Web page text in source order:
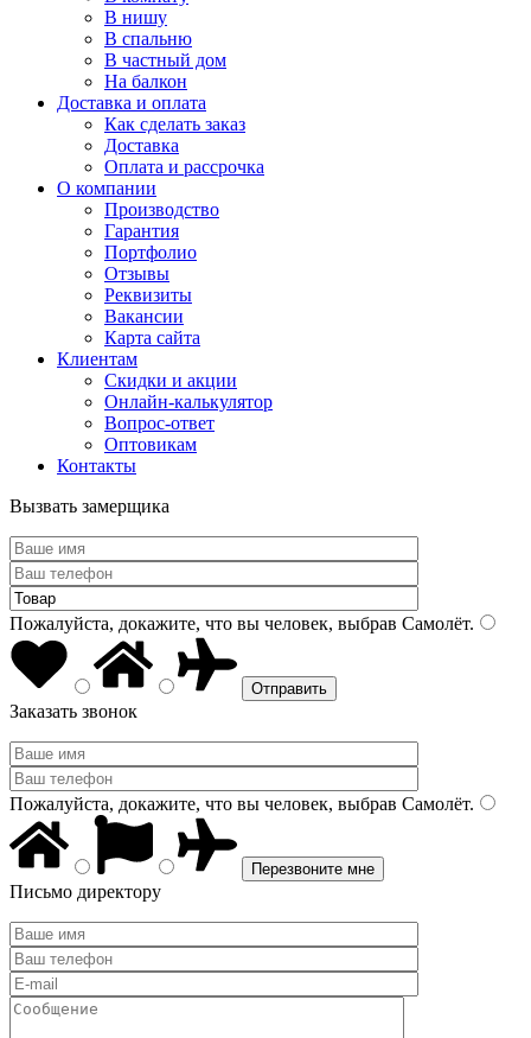
В нишу
В спальню
В частный дом
На балкон
Доставка и оплата
Как сделать заказ
Доставка
Оплата и рассрочка
О компании
Производство
Гарантия
Портфолио
Отзывы
Реквизиты
Вакансии
Карта сайта
Клиентам
Скидки и акции
Онлайн-калькулятор
Вопрос-ответ
Оптовикам
Контакты
Вызвать замерщика
Пожалуйста, докажите, что вы человек, выбрав Самолёт.
Заказать звонок
Пожалуйста, докажите, что вы человек, выбрав Самолёт.
Письмо директору